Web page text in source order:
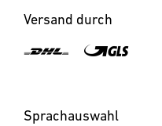
Versand durch
Sprachauswahl